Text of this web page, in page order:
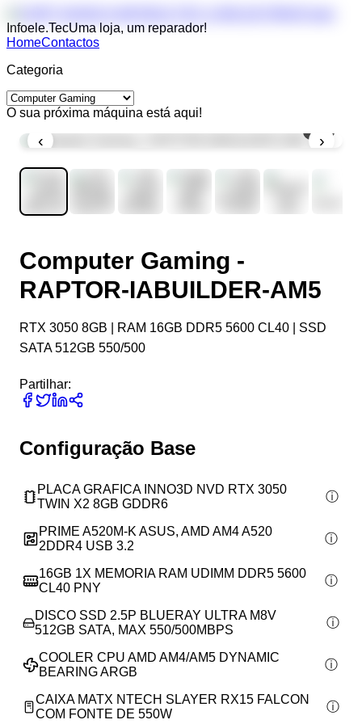
Infoele.TecUma loja, um reparador!
HomeContactos
Categoria
O sua próxima máquina está aqui!
‹ ›
1
Computer Gaming -
RAPTOR-IABUILDER-AM5
RTX 3050 8GB | RAM 16GB DDR5 5600 CL40 | SSD
SATA 512GB 550/500
Partilhar:
Configuração Base
PLACA GRAFICA INNO3D NVD RTX 3050
TWIN X2 8GB GDDR6
PRIME A520M-K ASUS, AMD AM4 A520
2DDR4 USB 3.2
16GB 1X MEMORIA RAM UDIMM DDR5 5600
CL40 PNY
DISCO SSD 2.5P BLUERAY ULTRA M8V
512GB SATA, MAX 550/500MBPS
COOLER CPU AMD AM4/AM5 DYNAMIC
BEARING ARGB
CAIXA MATX NTECH SLAYER RX15 FALCON
COM FONTE DE 550W